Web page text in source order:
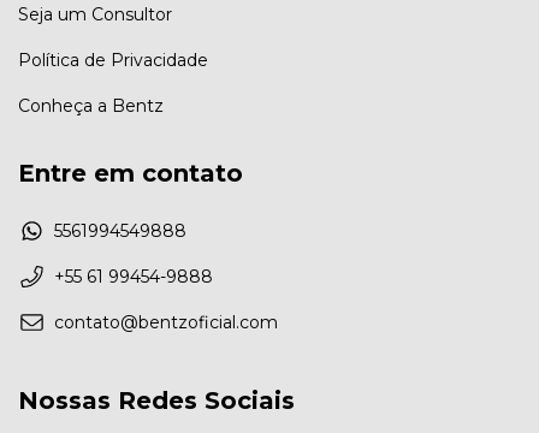
Seja um Consultor
Política de Privacidade
Conheça a Bentz
Entre em contato
5561994549888
+55 61 99454-9888
contato@bentzoficial.com
Nossas Redes Sociais